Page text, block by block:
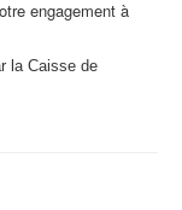
engagement à
la Caisse de